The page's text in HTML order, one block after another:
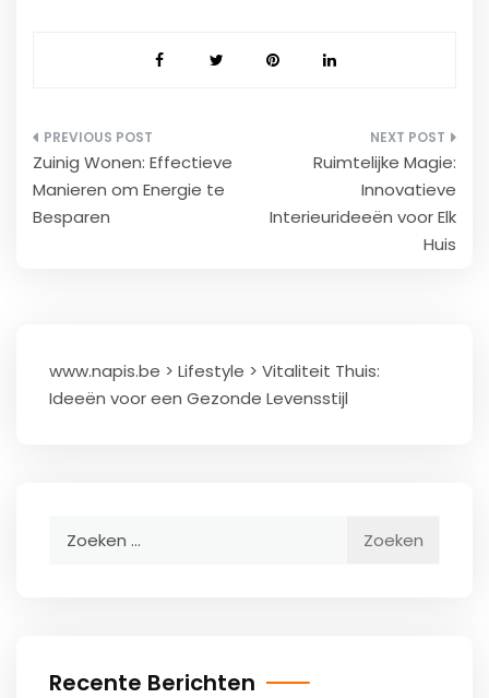
Berichtnavigatie
Zuinig Wonen: Effectieve
Manieren om Energie te
Besparen
Ruimtelijke Magie:
Innovatieve
Interieurideeën voor Elk
Huis
www.napis.be > Lifestyle > Vitaliteit Thuis:
Ideeën voor een Gezonde Levensstijl
Recente Berichten